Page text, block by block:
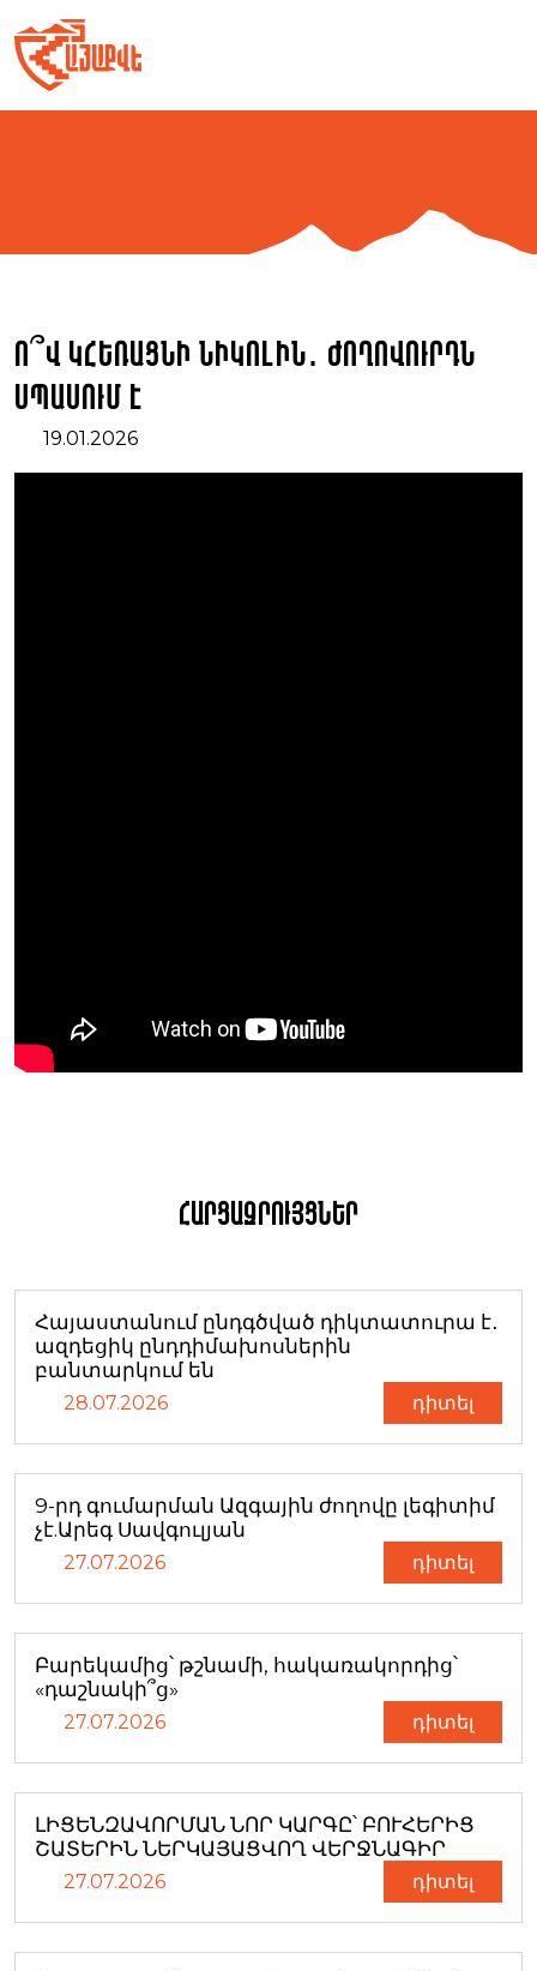
to
content
Ո՞վ կհեռացնի Նիկոլին․ ժողովուրդն
սպասում է
19.01.2026
Հարցազրույցներ
Հայաստանում ընդգծված դիկտատուրա է․
ազդեցիկ ընդդիմախոսներին
բանտարկում են
28.07.2026 դիտել
9-րդ գումարման Ազգային ժողովը լեգիտիմ
չէ.Արեգ Սավգուլյան
27.07.2026 դիտել
Բարեկամից՝ թշնամի, հակառակորդից՝
«դաշնակի՞ց»
27.07.2026 դիտել
ԼԻՑԵՆԶԱՎՈՐՄԱՆ ՆՈՐ ԿԱՐԳԸ՝ ԲՈՒՀԵՐԻՑ
ՇԱՏԵՐԻՆ ՆԵՐԿԱՅԱՑՎՈՂ ՎԵՐՋՆԱԳԻՐ
27.07.2026 դիտել